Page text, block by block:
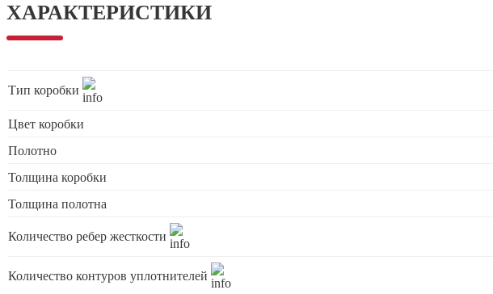
ХАРАКТЕРИСТИКИ
Тип коробки
Цвет коробки
Полотно
Толщина коробки
Толщина полотна
Количество ребер жесткости
Количество контуров уплотнителей